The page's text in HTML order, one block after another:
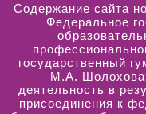
Содержание сайта
Федеральное
государственный
М.А.
деятельность в
присоединения к